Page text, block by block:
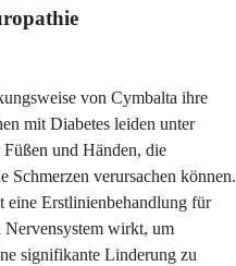
von Cymbalta ihre
mit Diabetes leiden unter
und Händen, die
Schmerzen verursachen können.
eine Erstlinienbehandlung für
Nervensystem wirkt, um
signifikante Linderung zu